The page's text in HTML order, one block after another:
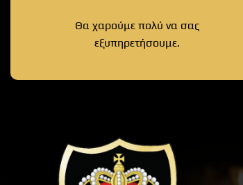
Θα χαρούμε πολύ να σας
εξυπηρετήσουμε.